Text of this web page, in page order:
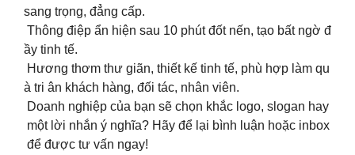
sang trọng, đẳng cấp.
Thông điệp ẩn hiện sau 10 phút đốt nến, tạo bất ngờ đ
ầy tinh tế.
Hương thơm thư giãn, thiết kế tinh tế, phù hợp làm qu
à tri ân khách hàng, đối tác, nhân viên.
Doanh nghiệp của bạn sẽ chọn khắc logo, slogan hay
một lời nhắn ý nghĩa? Hãy để lại bình luận hoặc inbox
để được tư vấn ngay!